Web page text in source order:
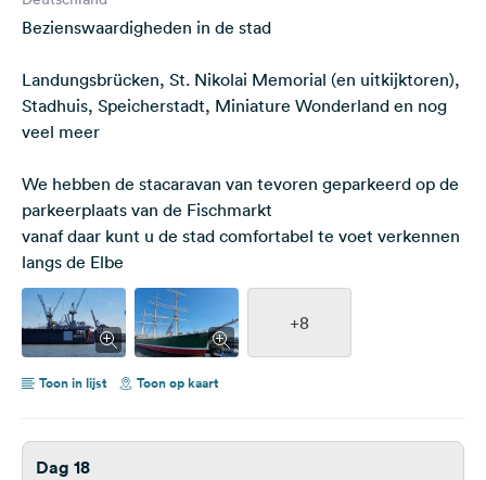
Bezienswaardigheden in de stad
Landungsbrücken, St. Nikolai Memorial (en uitkijktoren),
Stadhuis, Speicherstadt, Miniature Wonderland en nog
veel meer
We hebben de stacaravan van tevoren geparkeerd op de
parkeerplaats van de Fischmarkt
vanaf daar kunt u de stad comfortabel te voet verkennen
langs de Elbe
+8
Toon in lijst Toon op kaart
Dag 18